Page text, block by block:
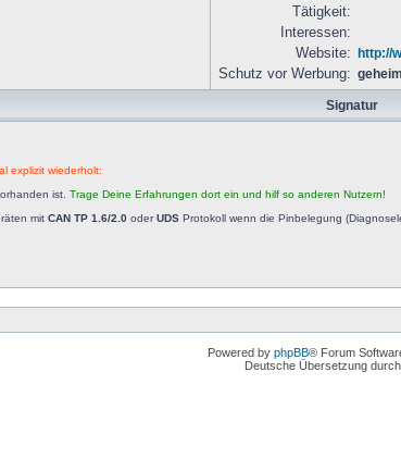
Tätigkeit:
Interessen:
Website: http://
Schutz vor Werbung: geheim
Signatur
explizit wiederholt:
ist. Trage Deine Erfahrungen dort ein und hilf so anderen Nutzern!
mit CAN TP 1.6/2.0 oderUDS Protokoll wenn die Pinbelegung
Powered by phpBB® Forum
Deutsche Übersetzung durch